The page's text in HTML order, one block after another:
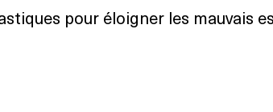
pour éloigner les mauvais